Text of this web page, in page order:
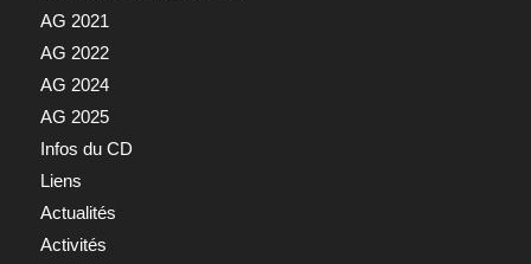
AG 2021
AG 2022
AG 2024
AG 2025
Infos du CD
Liens
Actualités
Activités